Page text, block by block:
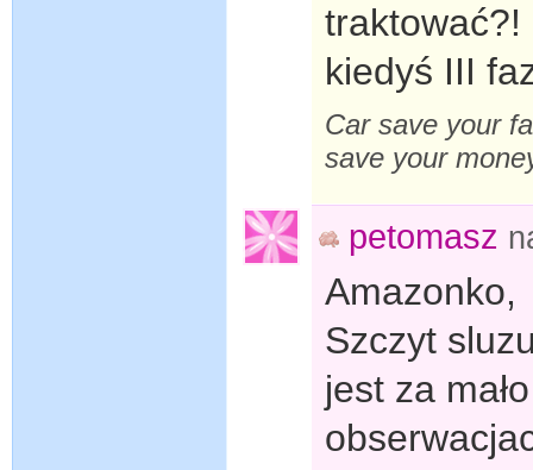
kiedyś III
Car save your
save your
petomasz
Amazonko,
Szczyt
jest za